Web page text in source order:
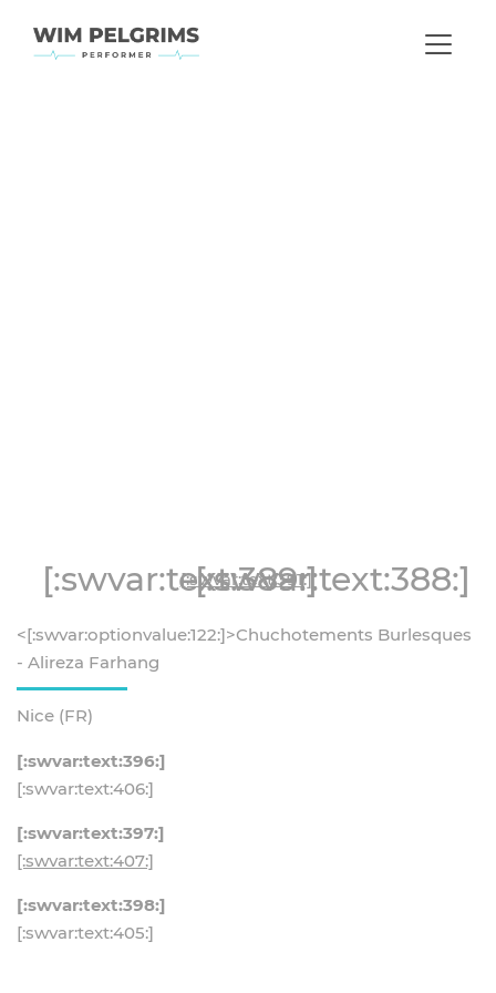
[:swvar:text:389:][:swvar:text:388:]
[:swvar:text:391:]
<[:swvar:optionvalue:122:]>Chuchotements Burlesques
- Alireza Farhang
Nice (FR)
[:swvar:text:396:]
[:swvar:text:406:]
[:swvar:text:397:]
[:swvar:text:407:]
[:swvar:text:398:]
[:swvar:text:405:]